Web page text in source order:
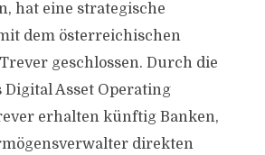
hat eine strategische
dem österreichischen
geschlossen. Durch die
Asset Operating
erhalten künftig Banken,
direkten